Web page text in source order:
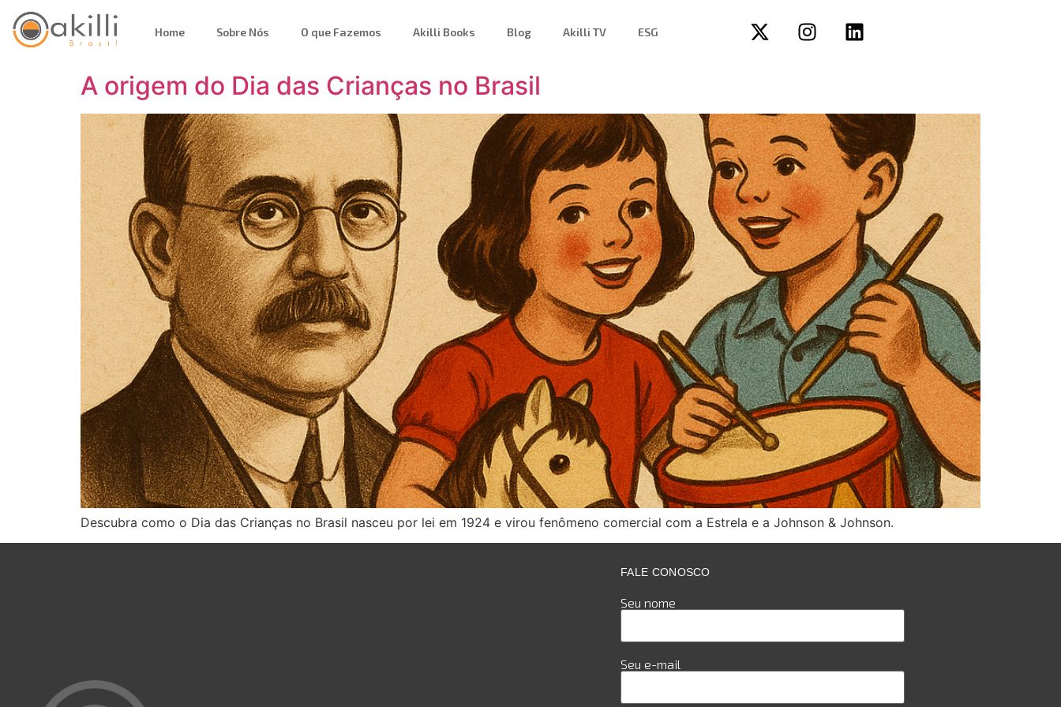
Home Sobre Nós O que Fazemos Akilli Books Blog Akilli TV ESG
A origem do Dia das Crianças no Brasil
Descubra como o Dia das Crianças no Brasil nasceu por lei em 1924 e virou fenômeno comercial com a Estrela e a Johnson & Johnson.
FALE CONOSCO
Seu nome
Seu e-mail